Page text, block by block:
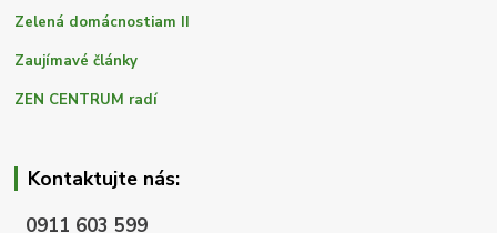
Zelená domácnostiam II
Zaujímavé články
ZEN CENTRUM radí
Kontaktujte nás:
0911 603 599